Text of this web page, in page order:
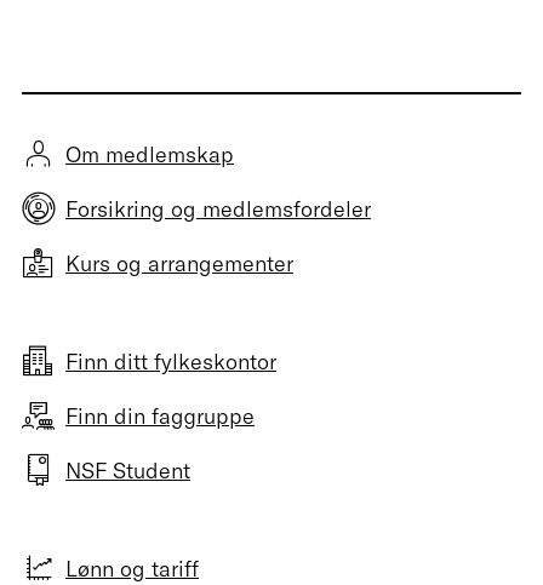
Om medlemskap
Forsikring og medlemsfordeler
Kurs og arrangementer
Finn ditt fylkeskontor
Finn din faggruppe
NSF Student
Lønn og tariff